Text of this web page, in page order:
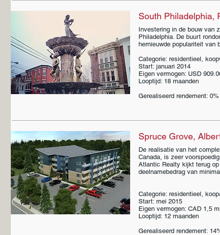
South Philadelphia,
Investering in de bouw van
Philadelphia. De buurt
hernieuwde populariteit van
Categorie: residentieel,
Start: januari 2014
Eigen vermogen: USD
Looptijd: 18 maanden
Gerealiseerd rendement:
Spruce Grove,
De realisatie van het
Canada, is zeer
Atlantic Realty kijkt terug
deelnamebedrag van
Categorie: residentieel,
Start: mei 2015
Eigen vermogen: CAD 1,5
Looptijd: 12 maanden
Gerealiseerd rendement: